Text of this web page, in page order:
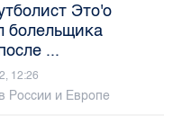
Это'о
болельщика
...
12:26
России и Европе